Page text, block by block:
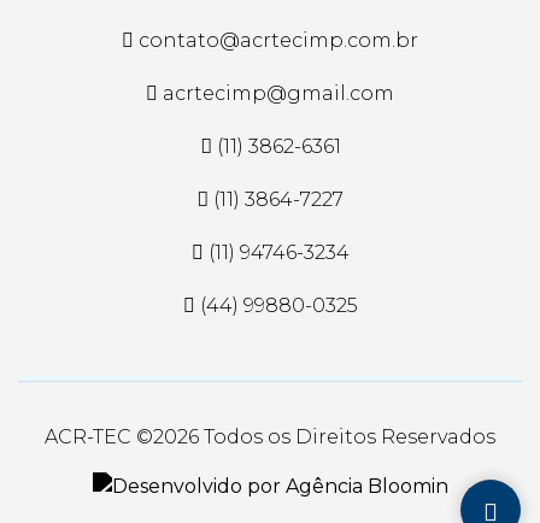
contato@acrtecimp.com.br
acrtecimp@gmail.com
(11) 3862-6361
(11) 3864-7227
(11) 94746-3234
(44) 99880-0325
ACR-TEC ©2026 Todos os Direitos Reservados